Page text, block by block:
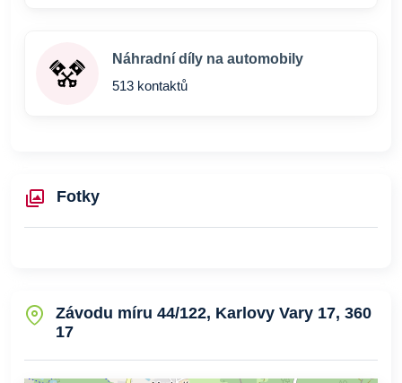
Náhradní díly na automobily
513 kontaktů
Fotky
Závodu míru 44/122, Karlovy Vary 17, 360
17